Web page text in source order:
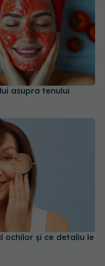
asupra tenului
ochilor și ce detaliu le